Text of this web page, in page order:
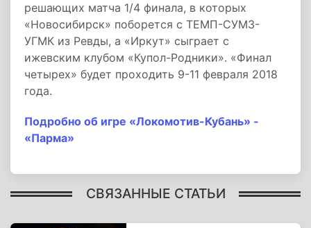
решающих матча 1/4 финала, в которых
«Новосибирск» поборется с ТЕМП-СУМЗ-
УГМК из Ревды, а «Иркут» сыграет с
ижевским клубом «Купол-Родники». «Финал
четырех» будет проходить 9-11 февраля 2018
года.
Подробно об игре «Локомотив-Кубань» -
«Парма»
СВЯЗАННЫЕ СТАТЬИ